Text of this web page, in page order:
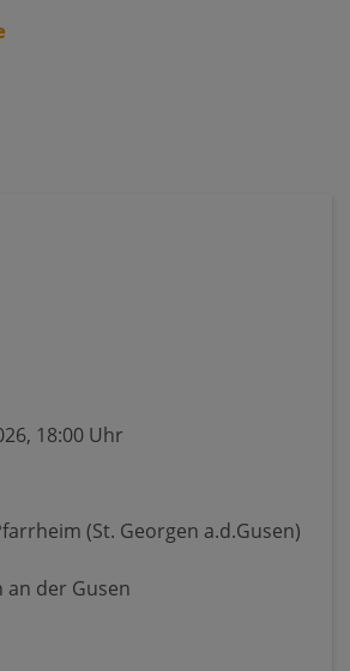
18:00 Uhr
(St. Georgen a.d.Gusen)
an der Gusen